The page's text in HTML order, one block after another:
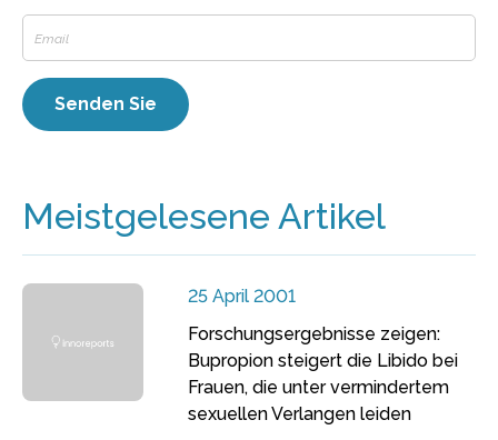
Meistgelesene Artikel
25 April 2001
Forschungsergebnisse zeigen:
Bupropion steigert die Libido bei
Frauen, die unter vermindertem
sexuellen Verlangen leiden